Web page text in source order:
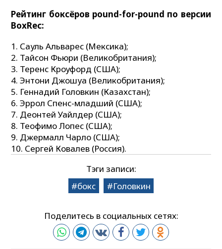
Рейтинг боксёров pound-for-pound по версии
BoxRec:
Сауль Альварес (Мексика);
Тайсон Фьюри (Великобритания);
Теренс Кроуфорд (США);
Энтони Джошуа (Великобритания);
Геннадий Головкин (Казахстан);
Эррол Спенс-младший (США);
Деонтей Уайлдер (США);
Теофимо Лопес (США);
Джермалл Чарло (США);
Сергей Ковалев (Россия).
Тэги записи:
бокс
Головкин
Поделитесь в социальных сетях: